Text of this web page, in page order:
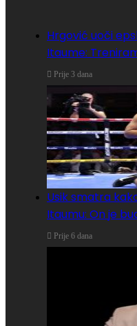
Hrgović uoči
Itaume:
Prije 3 dana
Usik smatra
Itaumu: On je
Prije 6 dana